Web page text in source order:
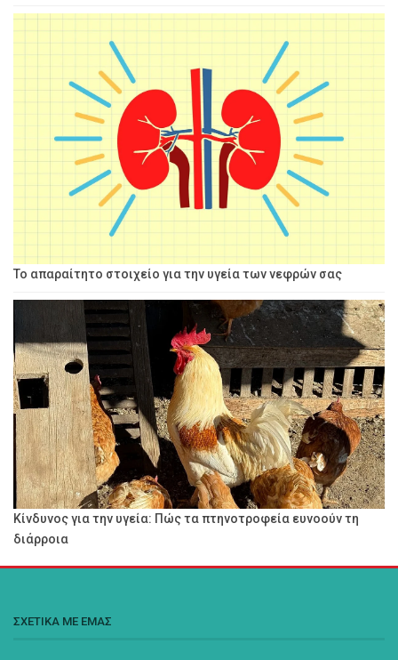
Το απαραίτητο στοιχείο για την υγεία των νεφρών σας
Κίνδυνος για την υγεία: Πώς τα πτηνοτροφεία ευνοούν τη
διάρροια
ΣΧΕΤΙΚΑ ΜΕ ΕΜΑΣ